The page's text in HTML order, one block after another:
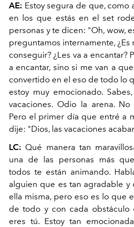
AE: Estoy segura de que, como
en los que estás en el set
personas y te dicen: "Oh, wow,
preguntamos internamente, ¿Es
conseguir? ¿Les va a encantar?
a encantar, sino si me van a
convertido en el eso de todo lo
estoy muy emocionado.
vacaciones. Odio la arena.
Pero el primer día que entré a
dije: "Dios, las vacaciones
LC: Qué manera tan
una de las personas más
todos te están animando.
alguien que es tan agradable y
ella misma, pero eso es lo que
de todo y con cada obstáculo
eres tú. Estoy tan